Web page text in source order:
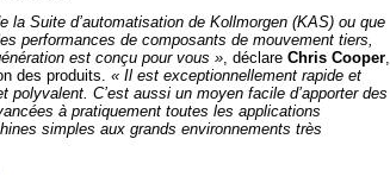
la Suite d’automatisation de Kollmorgen (KAS) ou que
performances de composants de mouvement tiers,
est conçu pour vous », déclare Chris Cooper,
des produits. « Il est exceptionnellement rapide et
C’est aussi un moyen facile d’apporter des
à pratiquement toutes les applications
simples aux grands environnements très